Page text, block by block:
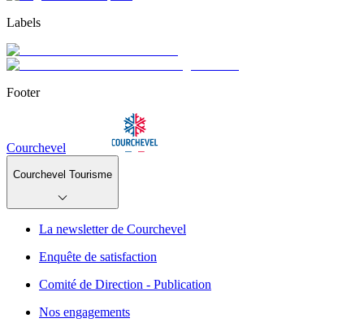
Labels
Footer
Courchevel
Courchevel Tourisme
La newsletter de Courchevel
Enquête de satisfaction
Comité de Direction - Publication
Nos engagements